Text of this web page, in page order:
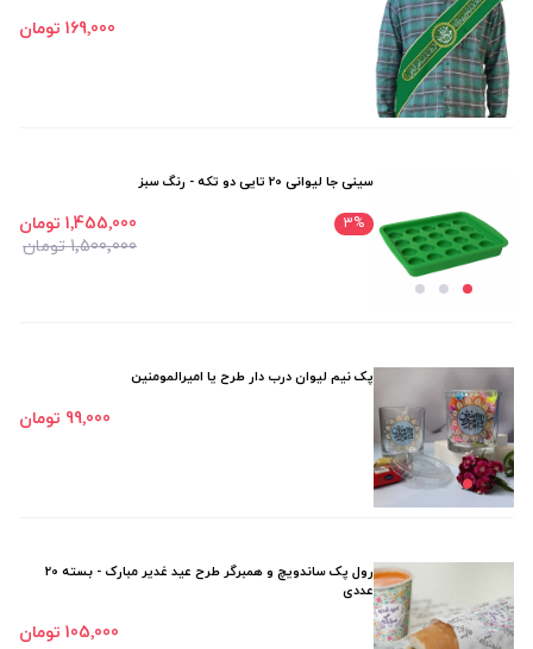
169٬000 تومان
سینی جا لیوانی 20 تایی دو تکه - رنگ سبز
3%
1٬500٬000 تومان
1٬455٬000 تومان
پک نیم لیوان درب دار طرح یا امیرالمومنین
99٬000 تومان
رول پک ساندویچ و همبرگر طرح عید غدیر مبارک - بسته 20
عددی
105٬000 تومان